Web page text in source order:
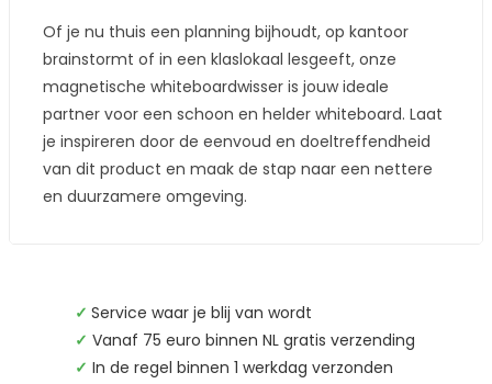
Of je nu thuis een planning bijhoudt, op kantoor
brainstormt of in een klaslokaal lesgeeft, onze
magnetische whiteboardwisser is jouw ideale
partner voor een schoon en helder whiteboard. Laat
je inspireren door de eenvoud en doeltreffendheid
van dit product en maak de stap naar een nettere
en duurzamere omgeving.
✓ Service waar je blij van wordt
✓ Vanaf 75 euro binnen NL gratis verzending
✓ In de regel binnen 1 werkdag verzonden